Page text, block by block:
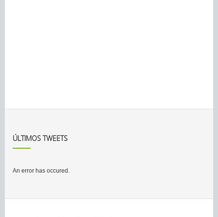
ÚLTIMOS TWEETS
An error has occured.